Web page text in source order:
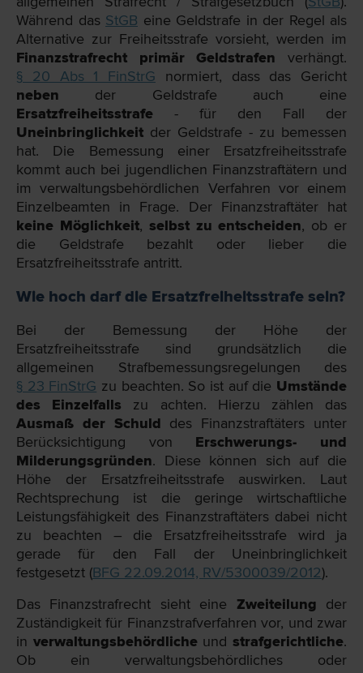
Während das StGB eine Geldstrafe in der Regel als
Alternative zur Freiheitsstrafe vorsieht, werden im
Finanzstrafrecht primär Geldstrafen verhängt.
§ 20 Abs 1 FinStrG normiert, dass das Gericht
neben der Geldstrafe auch eine
Ersatzfreiheitsstrafe - für den Fall der
Uneinbringlichkeit der Geldstrafe - zu bemessen
hat. Die Bemessung einer Ersatzfreiheitsstrafe
kommt auch bei jugendlichen Finanzstraftätern und
im verwaltungsbehördlichen Verfahren vor einem
Einzelbeamten in Frage. Der Finanzstraftäter hat
keine Möglichkeit, selbst zu entscheiden, ob er
die Geldstrafe bezahlt oder lieber die
Ersatzfreiheitsstrafe antritt.
Wie hoch darf die Ersatzfreiheitsstrafe sein?
Bei der Bemessung der Höhe der
Ersatzfreiheitsstrafe sind grundsätzlich die
allgemeinen Strafbemessungsregelungen des
§ 23 FinStrG zu beachten. So ist auf die Umstände
des Einzelfalls zu achten. Hierzu zählen das
Ausmaß der Schuld des Finanzstraftäters unter
Berücksichtigung von Erschwerungs- und
Milderungsgründen. Diese können sich auf die
Höhe der Ersatzfreiheitsstrafe auswirken. Laut
Rechtsprechung ist die geringe wirtschaftliche
Leistungsfähigkeit des Finanzstraftäters dabei nicht
zu beachten – die Ersatzfreiheitsstrafe wird ja
gerade für den Fall der Uneinbringlichkeit
festgesetzt (BFG 22.09.2014, RV/5300039/2012).
Das Finanzstrafrecht sieht eine Zweiteilung der
Zuständigkeit für Finanzstrafverfahren vor, und zwar
in verwaltungsbehördliche und strafgerichtliche.
Ob ein verwaltungsbehördliches oder